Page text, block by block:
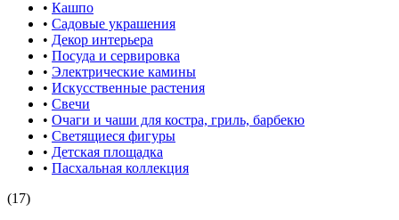
• Кашпо
• Садовые украшения
• Декор интерьера
• Посуда и сервировка
• Электрические камины
• Искусственные растения
• Свечи
• Очаги и чаши для костра, гриль, барбекю
• Светящиеся фигуры
• Детская площадка
• Пасхальная коллекция
(17)